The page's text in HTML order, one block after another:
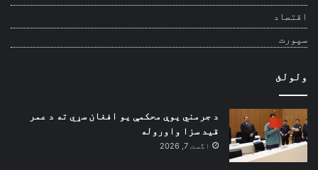
اقتصاد
سپورت
ولولئ
د جرمني یوې محکمې یو افغان سړي ته د عمر
قید سزا واوروله
اگست 7, 2026